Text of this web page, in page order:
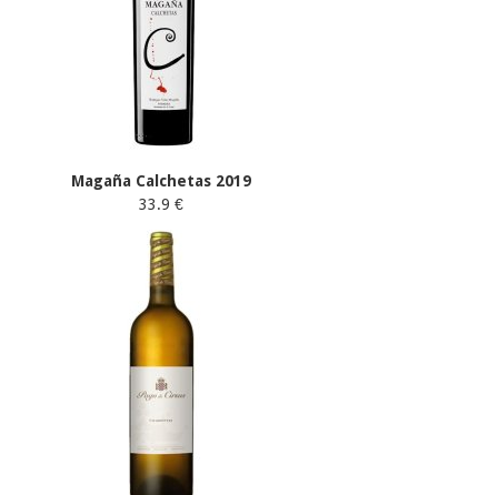
Magaña Calchetas 2019
33.9 €